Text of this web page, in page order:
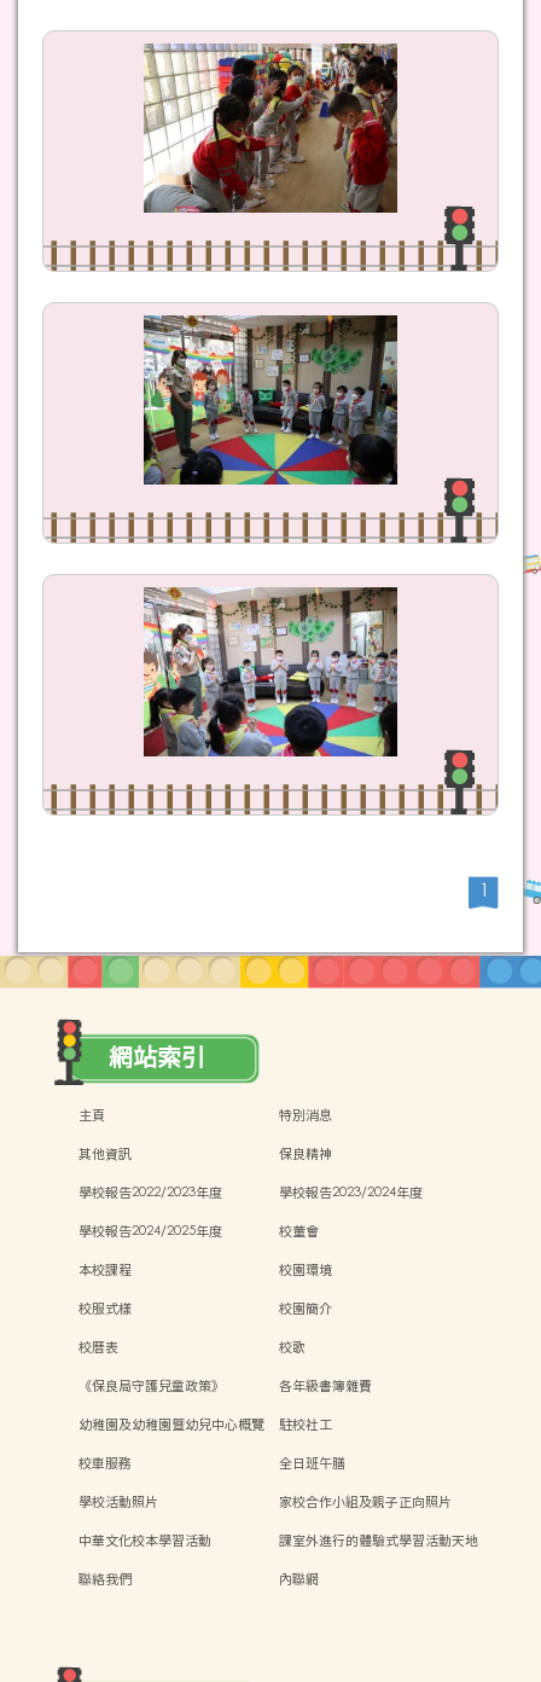
1
網站索引
主頁
特別消息
其他資訊
保良精神
學校報告2022/2023年度
學校報告2023/2024年度
學校報告2024/2025年度
校董會
本校課程
校園環境
校服式樣
校園簡介
校曆表
校歌
《保良局守護兒童政策》
各年級書簿雜費
幼稚園及幼稚園暨幼兒中心概覽
駐校社工
校車服務
全日班午膳
學校活動照片
家校合作小組及親子正向照片
中華文化校本學習活動
課室外進行的體驗式學習活動天地
聯絡我們
內聯網